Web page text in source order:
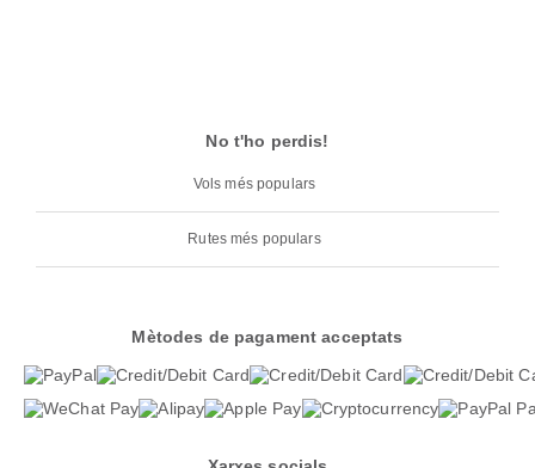
No t'ho perdis!
Vols més populars
Rutes més populars
Mètodes de pagament acceptats